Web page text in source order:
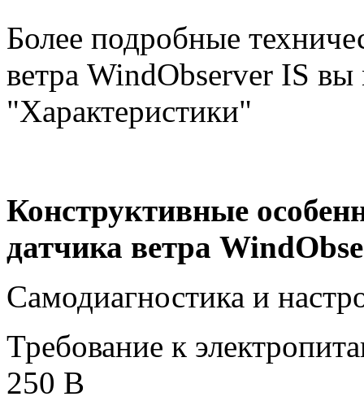
Более подробные
ветра WindObserver IS вы
"Характеристики"
Конструктивные
датчика ветра
Самодиагностика и
Требование к
250 В